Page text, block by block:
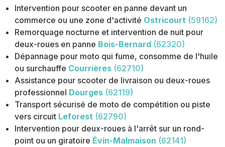
Intervention pour scooter en panne devant un
commerce ou une zone d'activité Ostricourt (59162)
Remorquage nocturne et intervention de nuit pour
deux-roues en panne Bois-Bernard (62320)
Dépannage pour moto qui fume, consomme de l'huile
ou surchauffe Courrières (62710)
Assistance pour scooter de livraison ou deux-roues
professionnel Dourges (62119)
Transport sécurisé de moto de compétition ou piste
vers circuit Leforest (62790)
Intervention pour deux-roues à l'arrêt sur un rond-
point ou un giratoire Évin-Malmaison (62141)